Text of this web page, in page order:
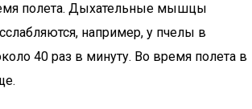
полета. Дыхательные мышцы
например, у пчелы в
40 раз в минуту. Во время полета в